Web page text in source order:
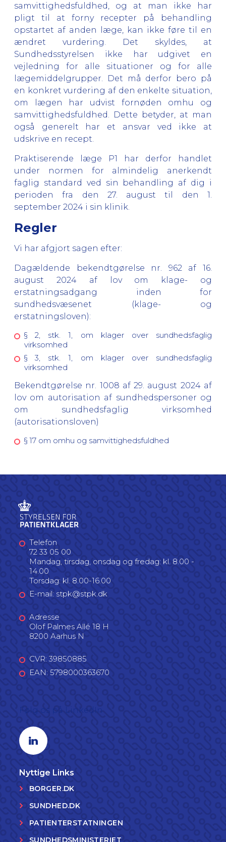
samvittighedsfuldhed, og at man ikke har
pligt til at forny recepter på behandling
opstartet af anden læge, kan ikke føre til en
ændret vurdering. Det skyldes, at
Sundhedsstyrelsen ikke har udgivet en
vejledning for alle situationer og for alle
lægemiddelgrupper. Det må derfor bero på
en konkret vurdering af den enkelte situation,
om lægen har udvist fornøden omhu og
samvittighedsfuldhed. Dette betyder, at man
også generelt har et ansvar ved ikke at
udskrive en recept.
Praktiserende læge P1 har derfor handlet
under normen for almindelig anerkendt
faglig standard ved sin behandling af dig i
perioden fra den 27. august til den 1.
september 2024 i sin klinik.
Regler
Vi har afgjort sagen efter:
Dagældende bekendtgørelse nr. 962 af 16.
august 2024 af lov om klage- og
erstatningsadgang inden for
sundhedsvæsenet (klage- og
erstatningsloven):
§ 2, stk. 1, om klager over sundhedsfaglig
virksomhed
§ 3, stk. 1, om klager over sundhedsfaglig
virksomhed
Bekendtgørelse nr. 1008 af 29. august 2024 af
lov om autorisation af sundhedspersoner og
om sundhedsfaglig virksomhed
(autorisationsloven)
§ 17 om omhu og samvittighedsfuldhed
Telefon
72 33 05 00
Mandag, tirsdag, onsdag og fredag: kl. 8.00 -
14.00
Torsdag: kl. 8.00-16.00
E-mail: stpk@stpk.dk
Adresse
Olof Palmes Allé 18 H
8200 Aarhus N
CVR: 39850885
EAN: 5798000363670
Linkedin profil
Nyttige Links
BORGER.DK
SUNDHED.DK
PATIENTERSTATNINGEN
SUNDHEDSMINISTERIET